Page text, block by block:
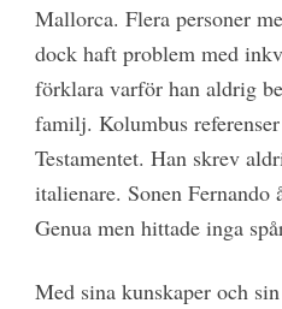
Mallorca. Flera personer
dock haft problem med
förklara varför han aldrig
familj. Kolumbus
Testamentet. Han skrev
italienare. Sonen
Genua men hittade inga
Med sina kunskaper och